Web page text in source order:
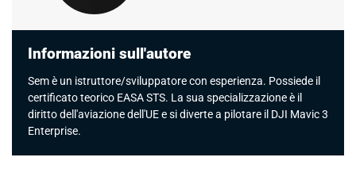
Informazioni sull'autore
Sem è un istruttore/sviluppatore con esperienza. Possiede il
certificato teorico EASA STS. La sua specializzazione è il
diritto dell'aviazione dell'UE e si diverte a pilotare il DJI Mavic 3
Enterprise.